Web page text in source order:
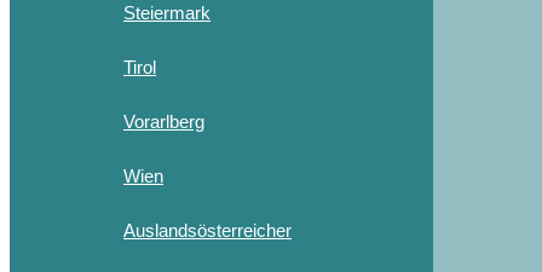
Steiermark
Tirol
Vorarlberg
Wien
Auslandsösterreicher